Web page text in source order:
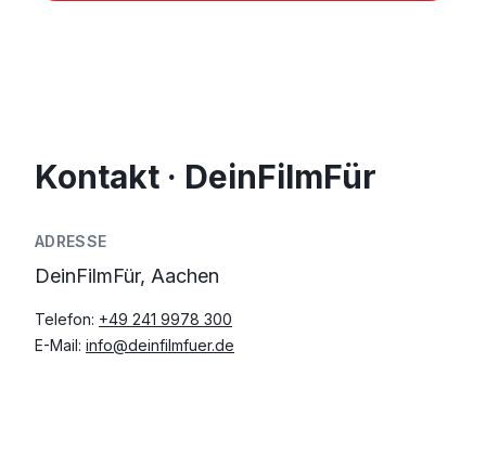
Kontakt · DeinFilmFür
ADRESSE
DeinFilmFür, Aachen
Telefon: +49 241 9978 300
E-Mail: info@deinfilmfuer.de